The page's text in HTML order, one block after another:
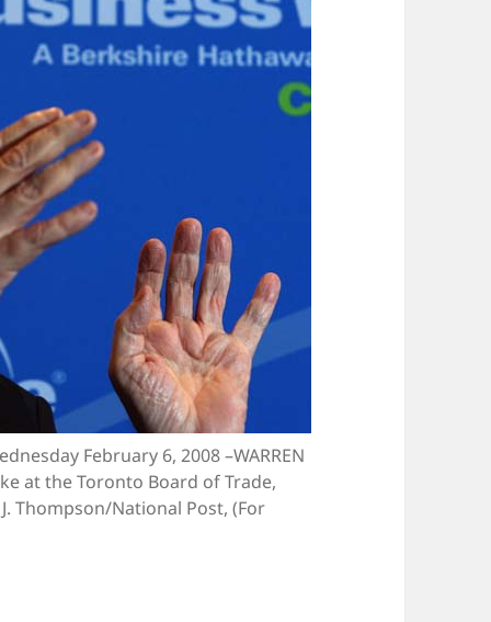
February 6, 2008 –WARREN
at the Toronto Board of Trade,
Thompson/National Post, (For